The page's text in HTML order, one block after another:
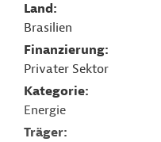
Land
Brasilien
Finanzierung
Privater Sektor
Kategorie
Energie
Träger